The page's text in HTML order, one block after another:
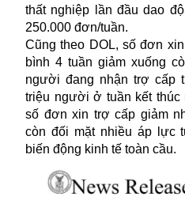
thất nghiệp lần đầu dao
250.000 đơn/tuần.
Cũng theo DOL, số đơn
bình 4 tuần giảm xuống
người đang nhận trợ cấp
triệu người ở tuần kết thúc
số đơn xin trợ cấp giảm
còn đối mặt nhiều áp lực
biến động kinh tế toàn cầu.